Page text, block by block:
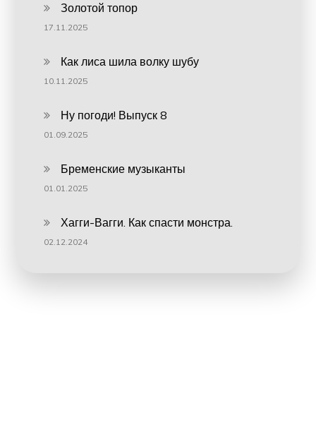
Золотой топор
17.11.2025
Как лиса шила волку шубу
10.11.2025
Ну погоди! Выпуск 8
01.09.2025
Бременские музыканты
01.01.2025
Хагги-Вагги. Как спасти монстра.
02.12.2024